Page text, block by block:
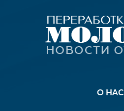
О НАС